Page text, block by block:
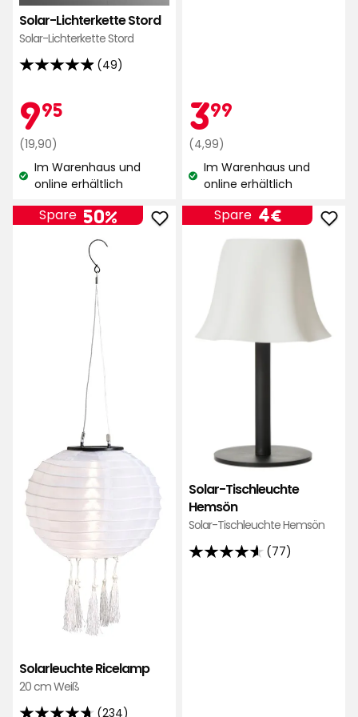
Solar-Lichterkette Stord
Solar-Lichterkette Stord
(49)
4.9
5
Sternen,
basierend
auf
Bewertungen
Aktionspreis
995
€
Regulärer
Preis
19,90
(19,90)
Lagerbestand:
Im Warenhaus und
online erhältlich
399
€
Regulärer
Preis
4,99
(4,99)
Lagerbestand:
Im Warenhaus und
online erhältlich
Solarleuchte Ricelamp
20 cm Weiß
(234)
Spare 50%
Solarleuchte
Favoriten
hinzufügen
Solar-Tischleuchte
Hemsön
Solar-Tischleuchte Hemsön
(77)
4.6
Spare Preis
4€4
€